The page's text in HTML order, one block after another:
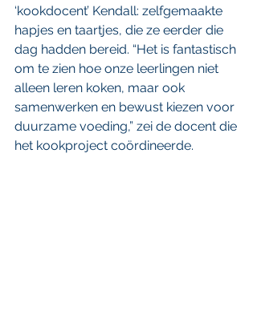
‘kookdocent’ Kendall: zelfgemaakte
hapjes en taartjes, die ze eerder die
dag hadden bereid. “Het is fantastisch
om te zien hoe onze leerlingen niet
alleen leren koken, maar ook
samenwerken en bewust kiezen voor
duurzame voeding,” zei de docent die
het kookproject coördineerde.